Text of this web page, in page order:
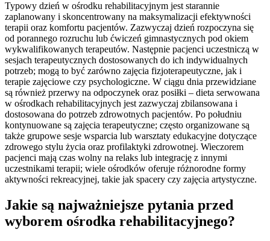
Typowy dzień w ośrodku rehabilitacyjnym jest starannie
zaplanowany i skoncentrowany na maksymalizacji efektywności
terapii oraz komfortu pacjentów. Zazwyczaj dzień rozpoczyna się
od porannego rozruchu lub ćwiczeń gimnastycznych pod okiem
wykwalifikowanych terapeutów. Następnie pacjenci uczestniczą w
sesjach terapeutycznych dostosowanych do ich indywidualnych
potrzeb; mogą to być zarówno zajęcia fizjoterapeutyczne, jak i
terapie zajęciowe czy psychologiczne. W ciągu dnia przewidziane
są również przerwy na odpoczynek oraz posiłki – dieta serwowana
w ośrodkach rehabilitacyjnych jest zazwyczaj zbilansowana i
dostosowana do potrzeb zdrowotnych pacjentów. Po południu
kontynuowane są zajęcia terapeutyczne; często organizowane są
także grupowe sesje wsparcia lub warsztaty edukacyjne dotyczące
zdrowego stylu życia oraz profilaktyki zdrowotnej. Wieczorem
pacjenci mają czas wolny na relaks lub integrację z innymi
uczestnikami terapii; wiele ośrodków oferuje różnorodne formy
aktywności rekreacyjnej, takie jak spacery czy zajęcia artystyczne.
Jakie są najważniejsze pytania przed
wyborem ośrodka rehabilitacyjnego?